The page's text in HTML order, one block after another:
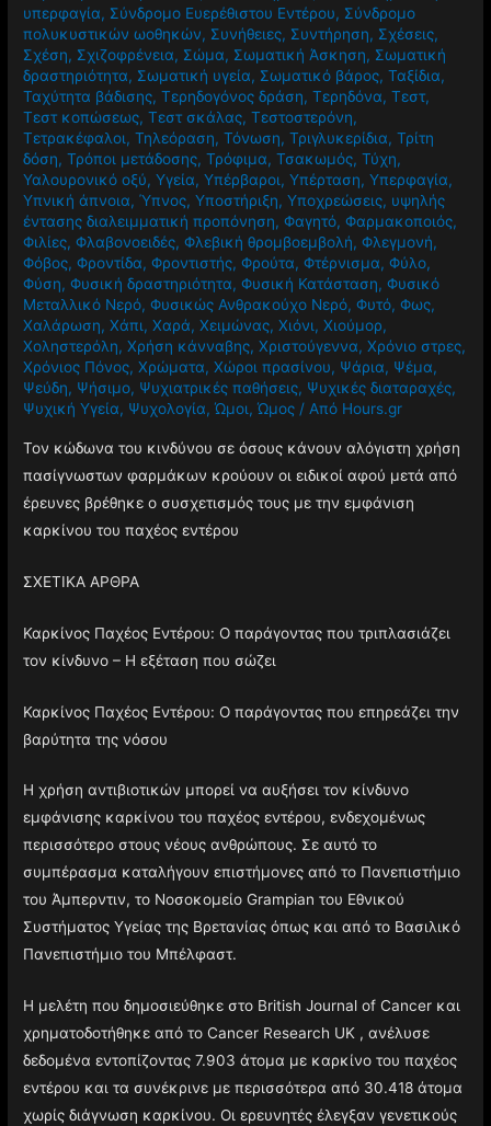
υπερφαγία, Σύνδρομο Ευερέθιστου Εντέρου, Σύνδρομο
πολυκυστικών ωοθηκών, Συνήθειες, Συντήρηση, Σχέσεις,
Σχέση, Σχιζοφρένεια, Σώμα, Σωματική Άσκηση, Σωματική
δραστηριότητα, Σωματική υγεία, Σωματικό βάρος,Ταξίδια,
Ταχύτητα βάδισης,Τερηδογόνος δράση,Τερηδόνα,Τεστ,
Τεστ κοπώσεως,Τεστ σκάλας,Τεστοστερόνη,
Τετρακέφαλοι,Τηλεόραση,Τόνωση,Τριγλυκερίδια,Τρίτη
δόση,Τρόποι μετάδοσης,Τρόφιμα,Τσακωμός,Τύχη,
Υαλουρονικό οξύ,Υγεία,Υπέρβαροι,Υπέρταση,Υπερφαγία,
Υπνική άπνοια,Ύπνος,Υποστήριξη,Υποχρεώσεις, υψηλής
έντασης διαλειμματική προπόνηση,Φαγητό,Φαρμακοποιός,
Φιλίες,Φλαβονοειδές,Φλεβική θρομβοεμβολή,Φλεγμονή,
Φόβος,Φροντίδα,Φροντιστής,Φρούτα,Φτέρνισμα,Φύλο,
Φύση,Φυσική δραστηριότητα,Φυσική Κατάσταση,Φυσικό
Μεταλλικό Νερό,Φυσικώς Ανθρακούχο Νερό,Φυτό,Φως,
Χαλάρωση,Χάπι,Χαρά,Χειμώνας,Χιόνι,Χιούμορ,
Χοληστερόλη,Χρήση κάνναβης,Χριστούγεννα,Χρόνιο στρες,
Χρόνιος Πόνος,Χρώματα,Χώροι πρασίνου, Ψάρια, Ψέμα,
Ψεύδη, Ψήσιμο, Ψυχιατρικές παθήσεις, Ψυχικές διαταραχές,
Ψυχική Υγεία, Ψυχολογία,Ώμοι,Ώμος / Από Hours.gr
Τον κώδωνα του κινδύνου σε όσους κάνουν αλόγιστη χρήση
πασίγνωστων φαρμάκων κρούουν οι ειδικοί αφού μετά από
έρευνες βρέθηκε ο συσχετισμός τους με την εμφάνιση
καρκίνου του παχέος εντέρου
ΣΧΕΤΙΚΑ ΑΡΘΡΑ
Καρκίνος Παχέος Εντέρου: Ο παράγοντας που τριπλασιάζει
τον κίνδυνο – Η εξέταση που σώζει
Καρκίνος Παχέος Εντέρου: Ο παράγοντας που επηρεάζει την
βαρύτητα της νόσου
Η χρήση αντιβιοτικών μπορεί να αυξήσει τον κίνδυνο
εμφάνισης καρκίνου του παχέος εντέρου, ενδεχομένως
περισσότερο στους νέους ανθρώπους. Σε αυτό το
συμπέρασμα καταλήγουν επιστήμονες από το Πανεπιστήμιο
του Άμπερντιν, το Νοσοκομείο Grampian του Εθνικού
Συστήματος Υγείας της Βρετανίας όπως και από το Βασιλικό
Πανεπιστήμιο του Μπέλφαστ.
Η μελέτη που δημοσιεύθηκε στο British Journal of Cancer και
χρηματοδοτήθηκε από το Cancer Research UK , ανέλυσε
δεδομένα εντοπίζοντας 7.903 άτομα με καρκίνο του παχέος
εντέρου και τα συνέκρινε με περισσότερα από 30.418 άτομα
χωρίς διάγνωση καρκίνου. Οι ερευνητές έλεγξαν γενετικούς